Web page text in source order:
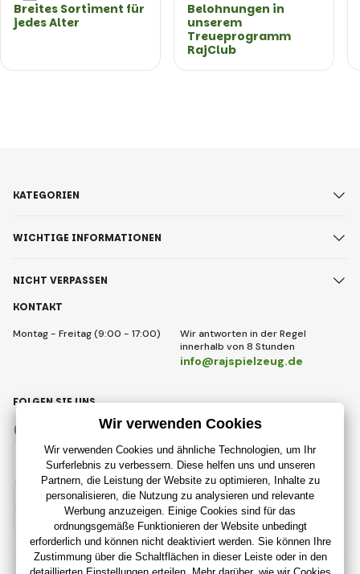
Breites Sortiment für
jedes Alter
Belohnungen in
unserem
Treueprogramm
RajClub
KONTAKT
Montag - Freitag (9:00 - 17:00)
Wir antworten in der Regel
innerhalb von 8 Stunden
info@rajspielzeug.de
KATEGORIEN
WICHTIGE INFORMATIONEN
NICHT VERPASSEN
Deutsch
FOLGEN SIE UNS
Instagram